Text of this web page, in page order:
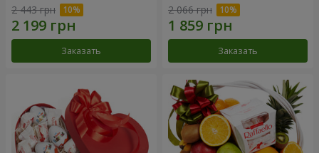
2 443 грн
Заказать
2 066 грн
Заказать